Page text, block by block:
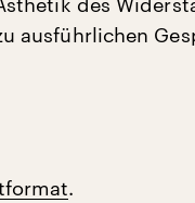
ausführlichen
.